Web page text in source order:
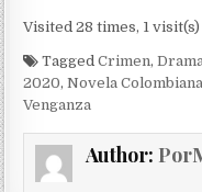
Visited 28 times, 1
TaggedCrimen,Drama
2020,Novela Colombiana
Venganza
Author: